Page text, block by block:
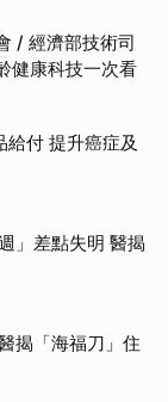
/ 經濟部技術司
健康科技一次看
付 提升癌症及
」差點失明 醫揭
揭「海福刀」住